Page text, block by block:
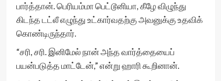
பார்த்தான். பெரியம்மா பெட்டூனியா, கீழே விழுந்து
கிடந்த டட்லீ எழுந்து உட்கார்வதற்கு அவனுக்கு உதவிக்
கொண்டிருந்தார்.
“சரி, சரி. இனிமேல் நான் அந்த வார்த்தையைப்
பயன்படுத்த மாட்டேன்,” என்று ஹாரி கூறினான்.